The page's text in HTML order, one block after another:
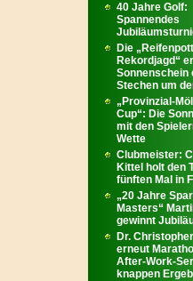
40 Jahre Golf:
Spannendes
Die
Rekordjagd“
Sonnenschein
Stechen um
„Provinzial-
Cup“: Die
mit den
Wette
Clubmeister:
Kittel holt den
fünften Mal in
„20 Jahre
Masters“
gewinnt
Dr.
erneut
After-Work-
knappen